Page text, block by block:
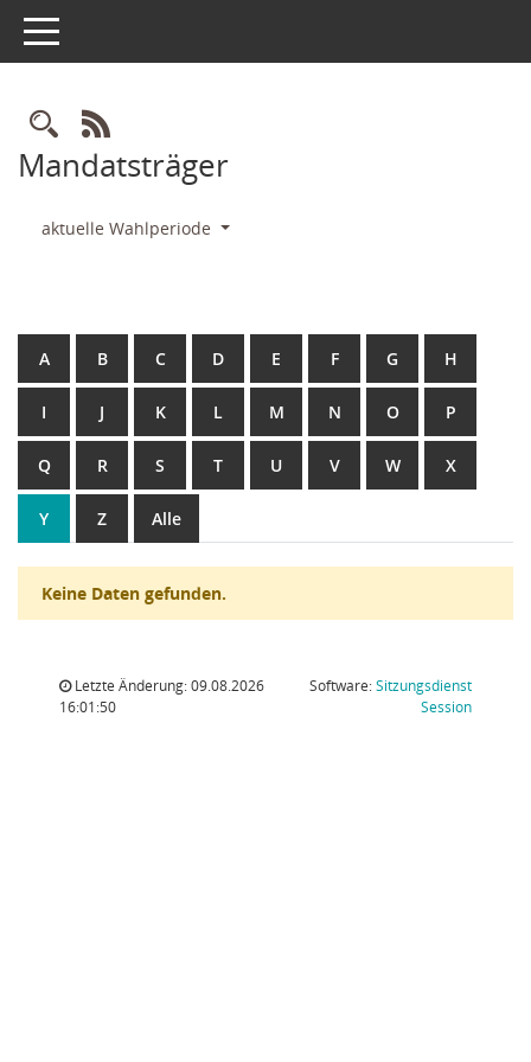
Toggle navigation
Rechercheauswahl
RSS-Feed
Mandatsträger
aktuelle Wahlperiode
A B C D E F G H
I J K L M N O P
Q R S T U V W X
Y Z Alle
Keine Daten gefunden.
Letzte Änderung: 09.08.2026
16:01:50
Software:Sitzungsdienst
Session(Wird in